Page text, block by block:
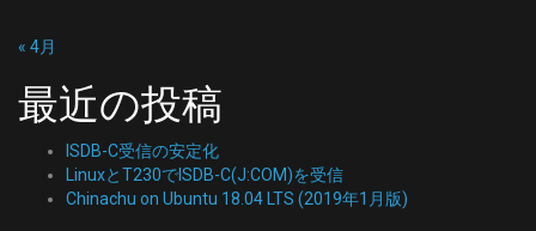
« 4月
最近の投稿
ISDB-C受信の安定化
LinuxとT230でISDB-C(J:COM)を受信
Chinachu on Ubuntu 18.04 LTS (2019年1月版)